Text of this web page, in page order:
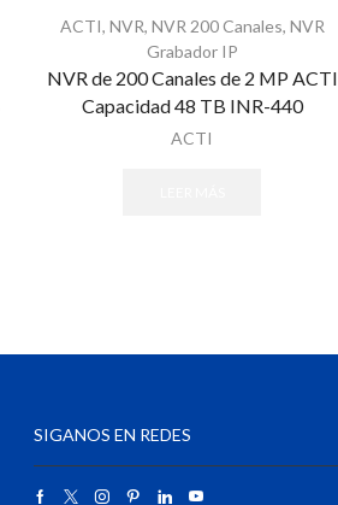
ACTI, NVR, NVR 200 Canales, NVR
Grabador IP
NVR de 200 Canales de 2 MP ACTI
Capacidad 48 TB INR-440
ACTI
SIGANOS EN REDES